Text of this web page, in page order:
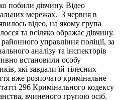
побили дівчину. Відео
мережах. 3 червня в
відео, на якому група
та всіляко ображає дівчину.
управління поліції, за
аналізу та інспекторів
встановили особу
які завдали їй тілесних
вже розпочато кримінальне
296 Кримінального кодексу
вчиненого групою осіб.